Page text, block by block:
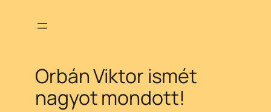
Orbán Viktor ismét
nagyot mondott!